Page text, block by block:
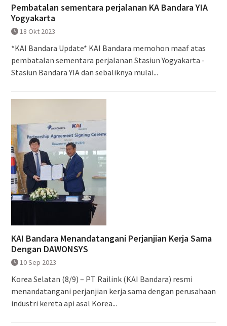
Pembatalan sementara perjalanan KA Bandara YIA
Yogyakarta
18 Okt 2023
*KAI Bandara Update* KAI Bandara memohon maaf atas
pembatalan sementara perjalanan Stasiun Yogyakarta -
Stasiun Bandara YIA dan sebaliknya mulai...
KAI Bandara Menandatangani Perjanjian Kerja Sama
Dengan DAWONSYS
10 Sep 2023
Korea Selatan (8/9) – PT Railink (KAI Bandara) resmi
menandatangani perjanjian kerja sama dengan perusahaan
industri kereta api asal Korea...